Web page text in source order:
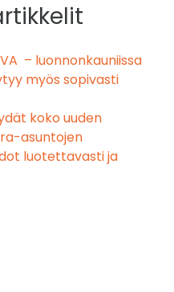
– luonnonkauniissa
myös sopivasti
koko uuden
asuntojen
luotettavasti ja